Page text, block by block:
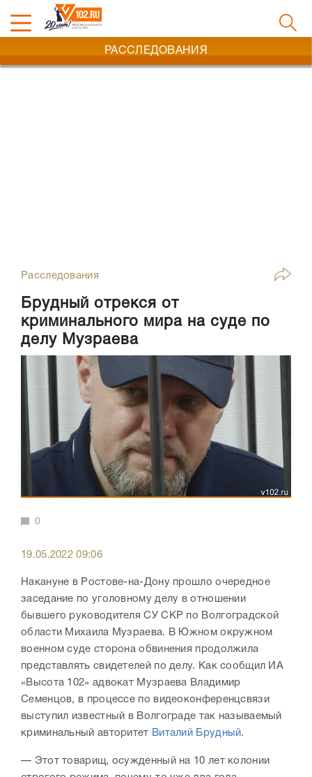
РАССЛЕДОВАНИЯ
Расследования
Брудный отрекся от
криминального мира на суде по
делу Музраева
0
19.05.2022 09:06
Накануне в Ростове-на-Дону прошло очередное
заседание по уголовному делу в отношении
бывшего руководителя СУ СКР по Волгоградской
области Михаила Музраева. В Южном окружном
военном суде сторона обвинения продолжила
представлять свидетелей по делу. Как сообщил ИА
«Высота 102» адвокат Музраева Владимир
Семенцов, в процессе по видеоконференцсвязи
выступил известный в Волгограде так называемый
криминальный авторитет Виталий Брудный.
— Этот товарищ, осужденный на 10 лет колонии